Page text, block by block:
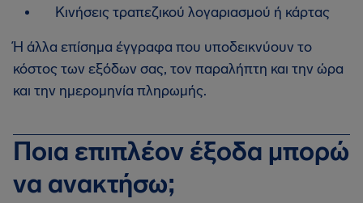
Κινήσεις τραπεζικού λογαριασμού ή κάρτας
Ή άλλα επίσημα έγγραφα που υποδεικνύουν το
κόστος των εξόδων σας, τον παραλήπτη και την ώρα
και την ημερομηνία πληρωμής.
Ποια επιπλέον έξοδα μπορώ
να ανακτήσω;